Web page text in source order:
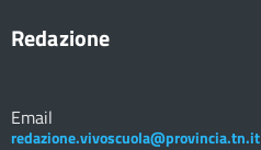
Redazione
Email
redazione.vivoscuola@provincia.tn.it